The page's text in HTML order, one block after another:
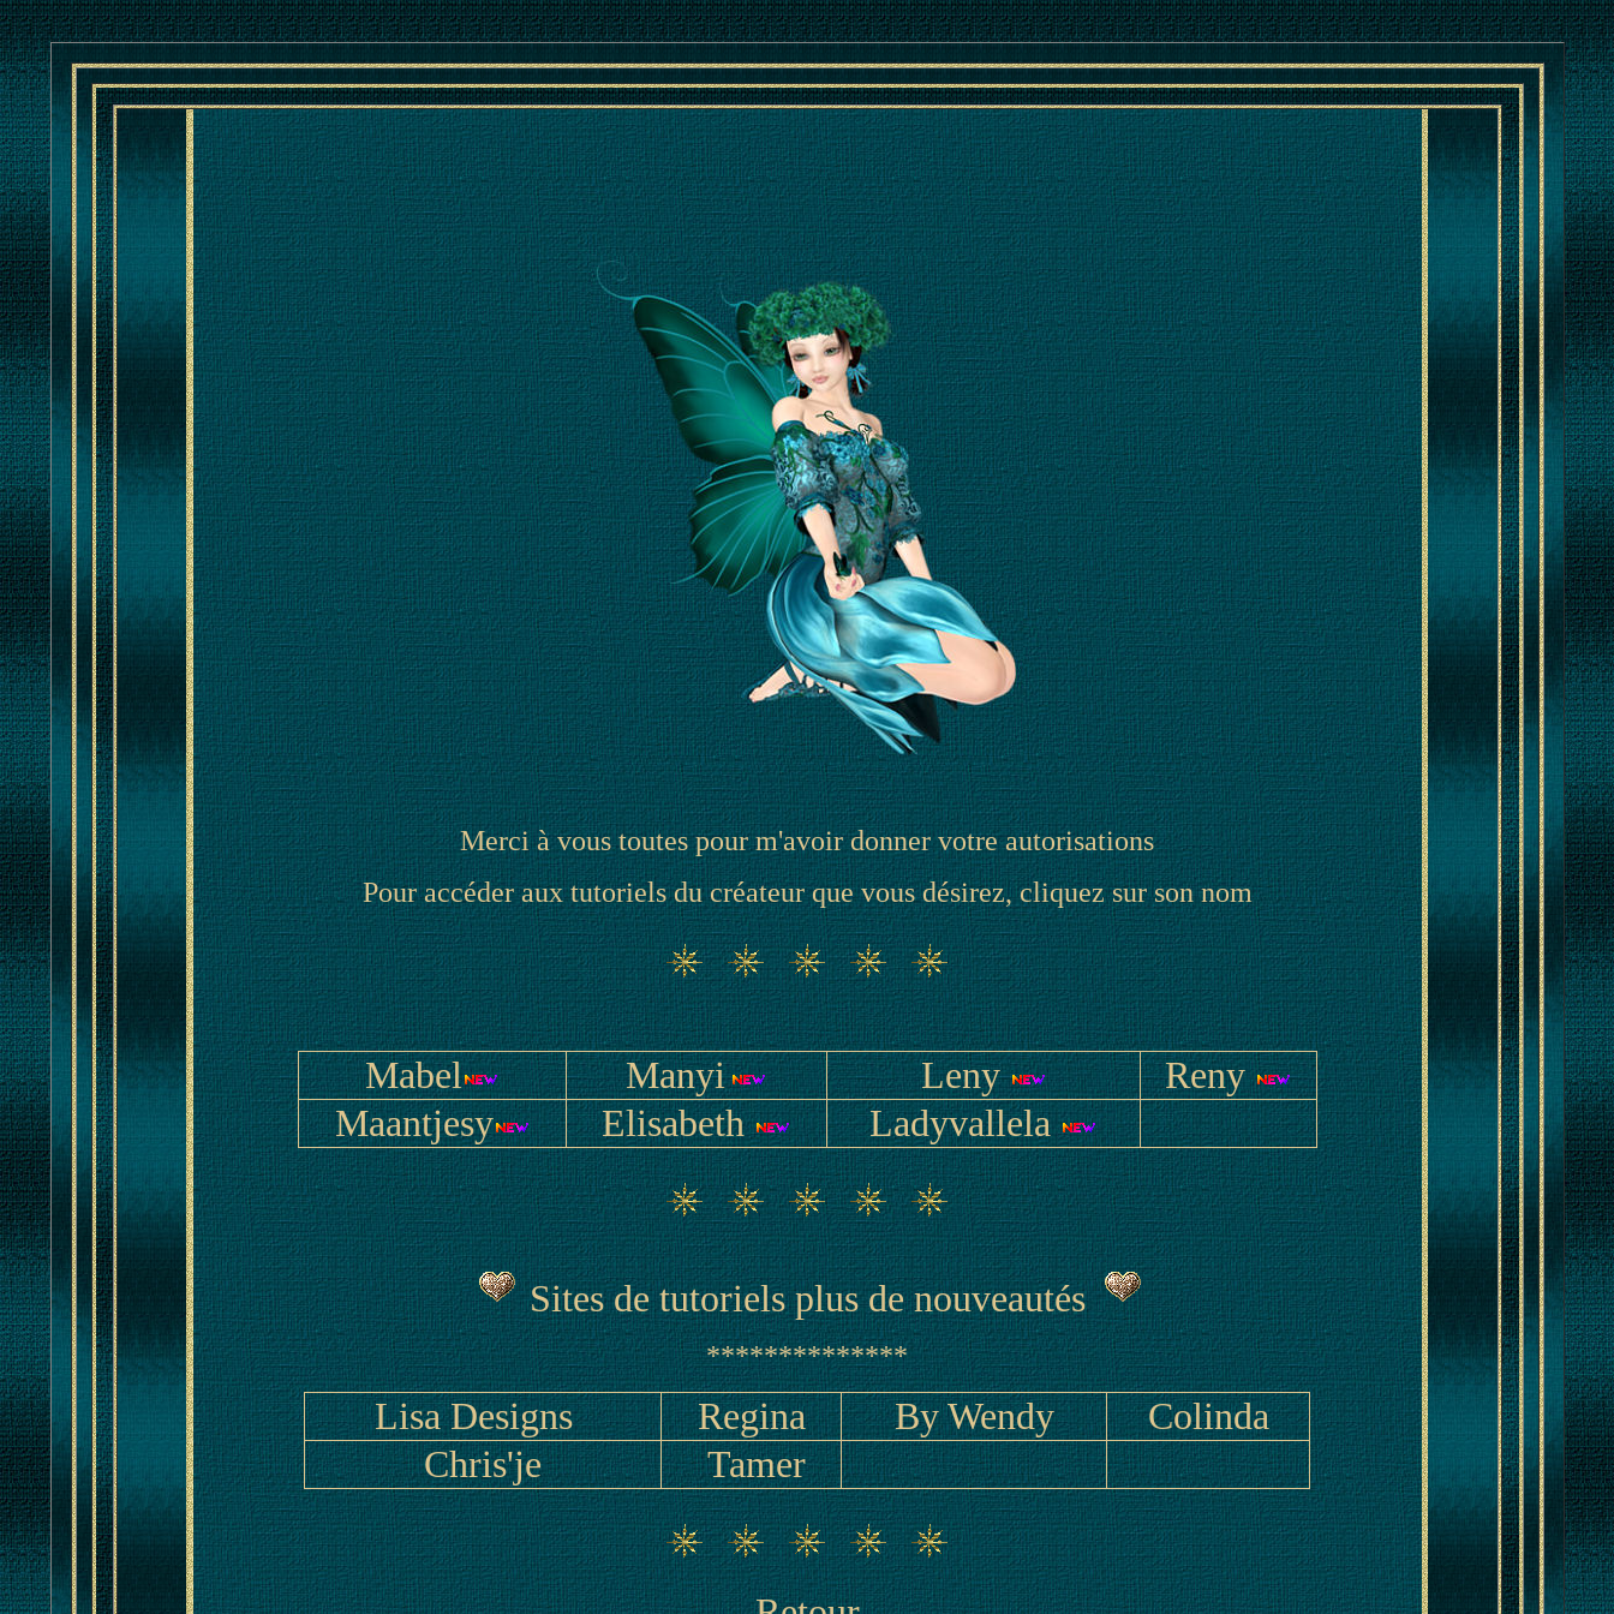
Merci à vous toutes pour m'avoir donner votre autorisations
Pour accéder aux tutoriels du créateur que vous désirez, cliquez sur son nom
Mabel Manyi Leny
Reny
Maantjesy
Elisabeth Ladyvallela
Sites de tutoriels plus de nouveautés
**************
Lisa Designs Regina By Wendy
Colinda
Chris'je
Tamer